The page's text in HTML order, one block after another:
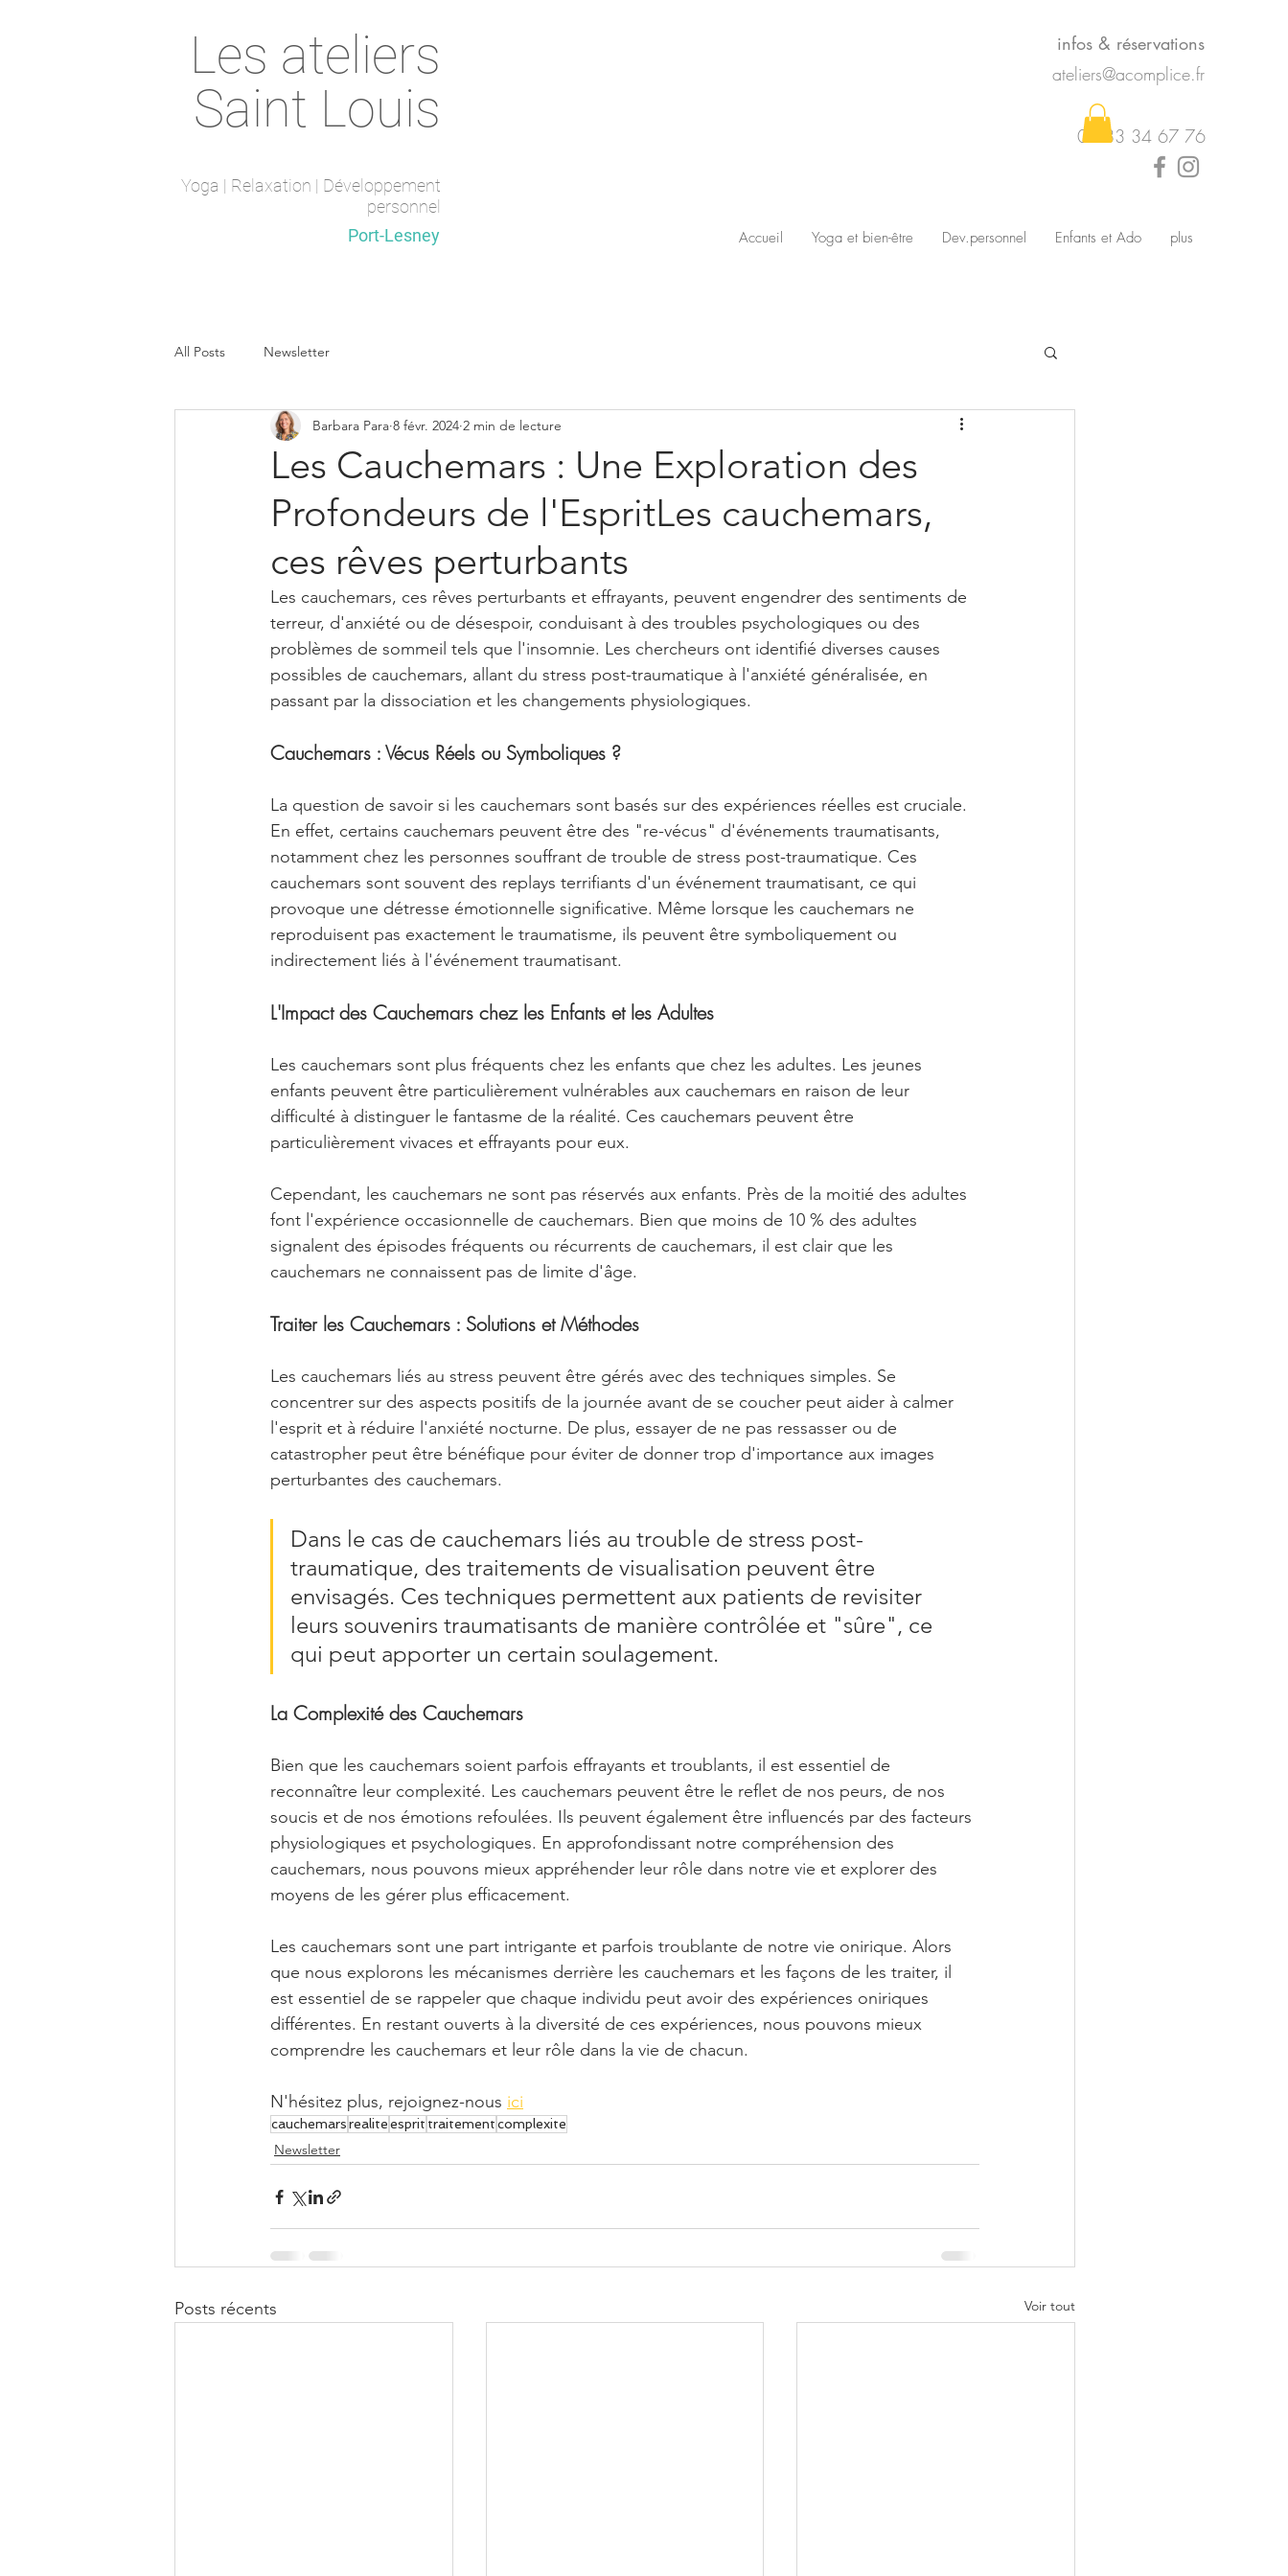
Les ateliers
Saint Louis
Yoga | Relaxation | Développement
personnel
Port-Lesney
infos & réservations
ateliers@acomplice.fr
07 83 34 67 76
Accueil Yoga et bien-être Dev.personnel Enfants et Ado plus
All Posts Newsletter
Les Cauchemars : Une Exploration des
Profondeurs de l'EspritLes cauchemars,
ces rêves perturbants
Barbara Para 8 févr. 2024 2 min de lecture
Les cauchemars, ces rêves perturbants et effrayants, peuvent engendrer des sentiments de
terreur, d'anxiété ou de désespoir, conduisant à des troubles psychologiques ou des
problèmes de sommeil tels que l'insomnie. Les chercheurs ont identifié diverses causes
possibles de cauchemars, allant du stress post-traumatique à l'anxiété généralisée, en
passant par la dissociation et les changements physiologiques.
Cauchemars : Vécus Réels ou Symboliques ?
La question de savoir si les cauchemars sont basés sur des expériences réelles est cruciale.
En effet, certains cauchemars peuvent être des "re-vécus" d'événements traumatisants,
notamment chez les personnes souffrant de trouble de stress post-traumatique. Ces
cauchemars sont souvent des replays terrifiants d'un événement traumatisant, ce qui
provoque une détresse émotionnelle significative. Même lorsque les cauchemars ne
reproduisent pas exactement le traumatisme, ils peuvent être symboliquement ou
indirectement liés à l'événement traumatisant.
L'Impact des Cauchemars chez les Enfants et les Adultes
Les cauchemars sont plus fréquents chez les enfants que chez les adultes. Les jeunes
enfants peuvent être particulièrement vulnérables aux cauchemars en raison de leur
difficulté à distinguer le fantasme de la réalité. Ces cauchemars peuvent être
particulièrement vivaces et effrayants pour eux.
Cependant, les cauchemars ne sont pas réservés aux enfants. Près de la moitié des adultes
font l'expérience occasionnelle de cauchemars. Bien que moins de 10 % des adultes
signalent des épisodes fréquents ou récurrents de cauchemars, il est clair que les
cauchemars ne connaissent pas de limite d'âge.
Traiter les Cauchemars : Solutions et Méthodes
Les cauchemars liés au stress peuvent être gérés avec des techniques simples. Se
concentrer sur des aspects positifs de la journée avant de se coucher peut aider à calmer
l'esprit et à réduire l'anxiété nocturne. De plus, essayer de ne pas ressasser ou de
catastropher peut être bénéfique pour éviter de donner trop d'importance aux images
perturbantes des cauchemars.
Dans le cas de cauchemars liés au trouble de stress post-
traumatique, des traitements de visualisation peuvent être
envisagés. Ces techniques permettent aux patients de revisiter
leurs souvenirs traumatisants de manière contrôlée et "sûre", ce
qui peut apporter un certain soulagement.
La Complexité des Cauchemars
Bien que les cauchemars soient parfois effrayants et troublants, il est essentiel de
reconnaître leur complexité. Les cauchemars peuvent être le reflet de nos peurs, de nos
soucis et de nos émotions refoulées. Ils peuvent également être influencés par des facteurs
physiologiques et psychologiques. En approfondissant notre compréhension des
cauchemars, nous pouvons mieux appréhender leur rôle dans notre vie et explorer des
moyens de les gérer plus efficacement.
Les cauchemars sont une part intrigante et parfois troublante de notre vie onirique. Alors
que nous explorons les mécanismes derrière les cauchemars et les façons de les traiter, il
est essentiel de se rappeler que chaque individu peut avoir des expériences oniriques
différentes. En restant ouverts à la diversité de ces expériences, nous pouvons mieux
comprendre les cauchemars et leur rôle dans la vie de chacun.
N'hésitez plus, rejoignez-nous ici
cauchemarsrealiteesprit traitementcomplexite
Newsletter
Posts récents Voir tout